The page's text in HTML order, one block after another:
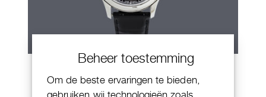
Beheer toestemming
Om de beste ervaringen te bieden,
gebruiken wij technologieën zoals
Patek Philippe Annual Calendar
Chornograaf